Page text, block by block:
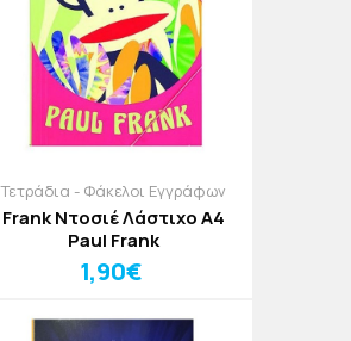
Τετράδια - Φάκελοι Εγγράφων
Frank Ντοσιέ Λάστιχο Α4
Paul Frank
1,90€